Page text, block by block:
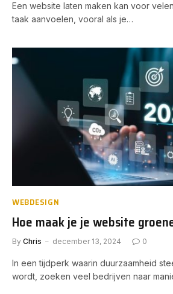
Een website laten maken kan voor
taak aanvoelen, vooral als je…
WEBDESIGN
Hoe maak je je website
By Chris december 13, 2024 0
In een tijdperk waarin duurzaamheid
wordt, zoeken veel bedrijven naar